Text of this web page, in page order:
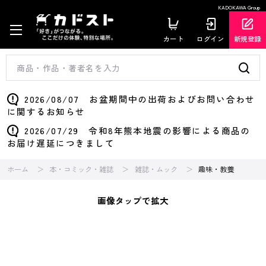
KADOKAWA Group
カート ログイン 新規登録
2026/08/07 お盆期間中の出荷およびお問い合わせ
に関するお知らせ
2026/07/29 令和8年熊本地震の影響による商品の
お届け遅延につきまして
ホーム 本・コミック・雑誌 雑誌・ムック 趣味・教養
画像タップで拡大